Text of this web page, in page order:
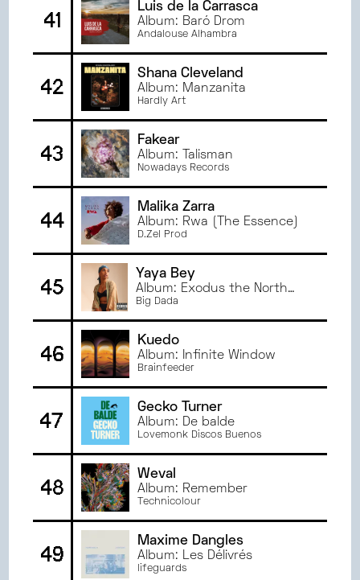
41
Luis de la Carrasca
Album: Baró Drom
Andalouse Alhambra
42
Shana Cleveland
Album: Manzanita
Hardly Art
43
Fakear
Album: Talisman
Nowadays Records
44
Malika Zarra
Album: Rwa (The Essence)
D.Zel Prod
45
Yaya Bey
Album: Exodus the North
Star
Big Dada
46
Kuedo
Album: Infinite Window
Brainfeeder
47
Gecko Turner
Album: De balde
Lovemonk Discos Buenos
48
Weval
Album: Remember
Technicolour
49
Maxime Dangles
Album: Les Délivrés
lifeguards